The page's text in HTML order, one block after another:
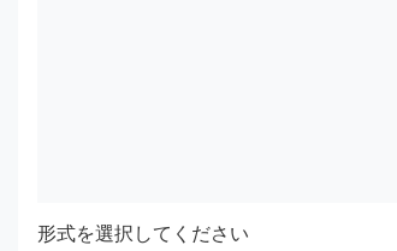
形式を選択してください